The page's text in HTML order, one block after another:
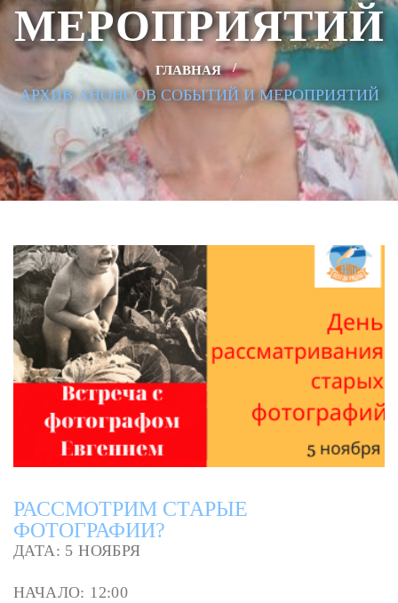
МЕРОПРИЯТИЙ
ГЛАВНАЯ
АРХИВ АНОНСОВ СОБЫТИЙ И МЕРОПРИЯТИЙ
РАССМОТРИМ СТАРЫЕ
ФОТОГРАФИИ?
ДАТА: 5 НОЯБРЯ
НАЧАЛО: 12:00